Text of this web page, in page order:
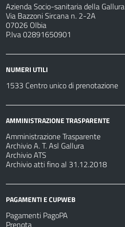
Azienda Socio-sanitaria della Gallura
Via Bazzoni Sircana n. 2-2A
07026 Olbia
P.Iva 02891650901
NUMERI UTILI
1533 Centro unico di prenotazione
AMMINISTRAZIONE TRASPARENTE
Amministrazione Trasparente
Archivio A. T. Asl Gallura
Archivio ATS
Archivio atti fino al 31.12.2018
PAGAMENTI E CUPWEB
Pagamenti PagoPA